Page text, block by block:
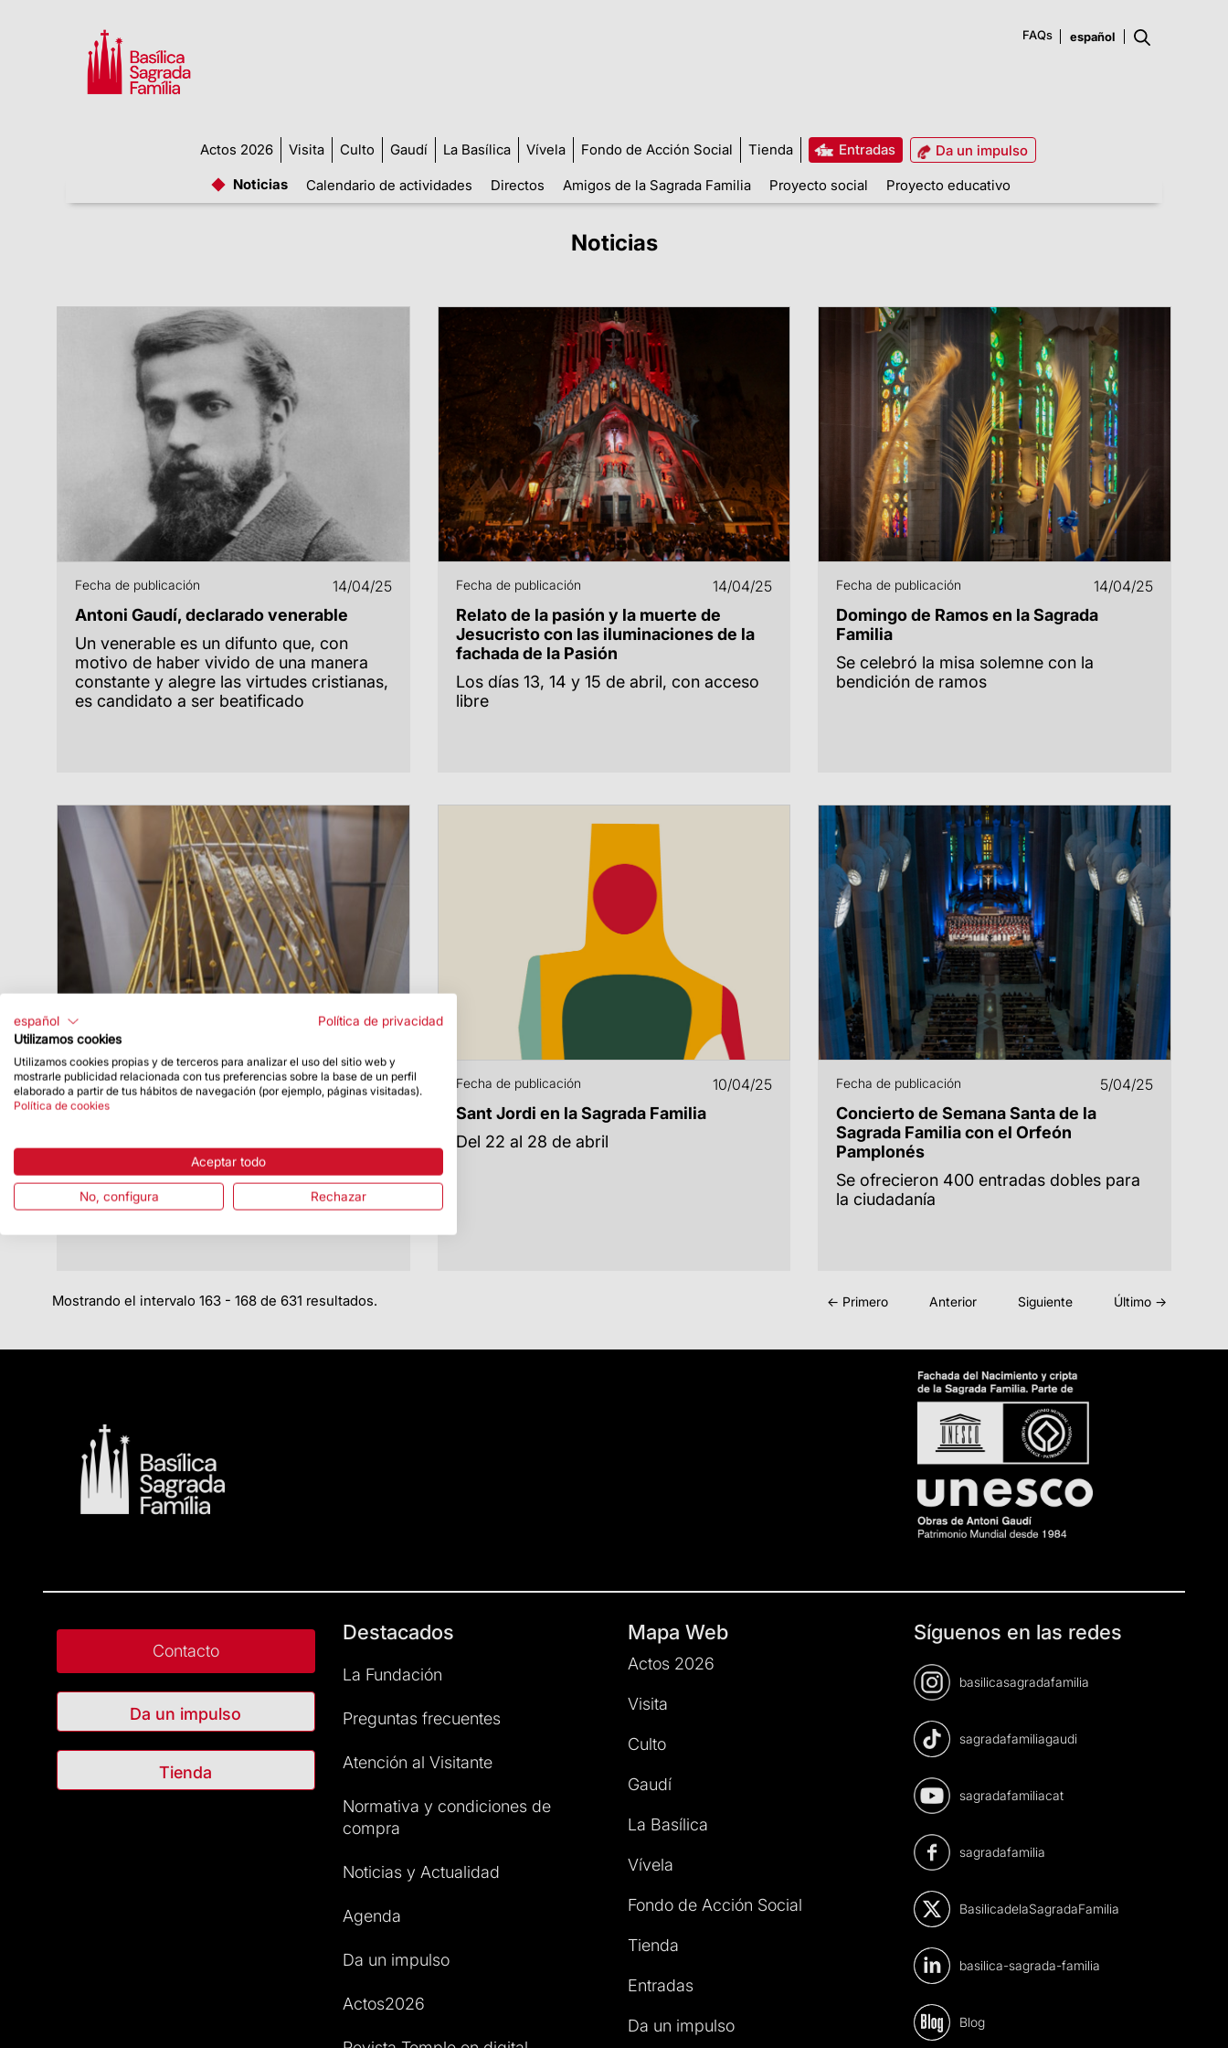
FAQs
Actos 2026 Visita Culto Gaudí La Basílica Vívela Fondo de Acción Social Tienda Entradas
Da un impulso
Noticias
Calendario de actividades Directos Amigos de la Sagrada Familia Proyecto social Proyecto educativo
Noticias
Fecha de publicación 14/04/25
Antoni Gaudí, declarado venerable
Un venerable es un difunto que, con
motivo de haber vivido de una manera
constante y alegre las virtudes cristianas,
es candidato a ser beatificado
Fecha de publicación 14/04/25
Relato de la pasión y la muerte de
Jesucristo con las iluminaciones de la
fachada de la Pasión
Los días 13, 14 y 15 de abril, con acceso
libre
Fecha de publicación 14/04/25
Domingo de Ramos en la Sagrada
Familia
Se celebró la misa solemne con la
bendición de ramos
Fecha de publicación 11/04/25
La Casa de la Almoina inaugura una
artísticas del Cordero de la torre de
Jesús
Se podrá visitar haste el 9 de junio
Fecha de publicación 10/04/25
Sant Jordi en la Sagrada Familia
Del 22 al 28 de abril
Fecha de publicación 5/04/25
Concierto de Semana Santa de la
Sagrada Familia con el Orfeón
Pamplonés
Se ofrecieron 400 entradas dobles para
la ciudadanía
Mostrando el intervalo 163 - 168 de 631 resultados. ← Primero Anterior Siguiente Último →
Contacto
Da un impulso
Tienda
Destacados
La Fundación
Preguntas frecuentes
Atención al Visitante
Normativa y condiciones de
compra
Noticias y Actualidad
Agenda
Da un impulso
Actos2026
Mapa Web
Actos 2026
Visita
Culto
Gaudí
La Basílica
Vívela
Fondo de Acción Social
Tienda
Entradas
Da un impulso
Síguenos en las redes
basilicasagradafamilia
sagradafamiliagaudi
sagradafamiliacat
sagradafamilia
BasilicadelaSagradaFamilia
basilica-sagrada-familia
Blog
español
Política de privacidad
Utilizamos cookies
Utilizamos cookies propias y de terceros para analizar el uso del sitio web y
mostrarle publicidad relacionada con tus preferencias sobre la base de un perfil
elaborado a partir de tus hábitos de navegación (por ejemplo, páginas visitadas).
Política de cookies
Aceptar todo
No, configura Rechazar